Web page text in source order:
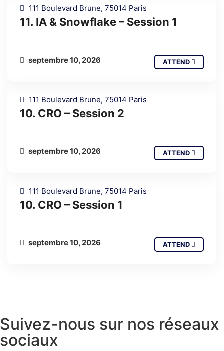
111 Boulevard Brune, 75014 Paris
11. IA & Snowflake – Session 1
septembre 10, 2026 ATTEND
111 Boulevard Brune, 75014 Paris
10. CRO – Session 2
septembre 10, 2026 ATTEND
111 Boulevard Brune, 75014 Paris
10. CRO – Session 1
septembre 10, 2026 ATTEND
Suivez-nous sur nos réseaux
sociaux